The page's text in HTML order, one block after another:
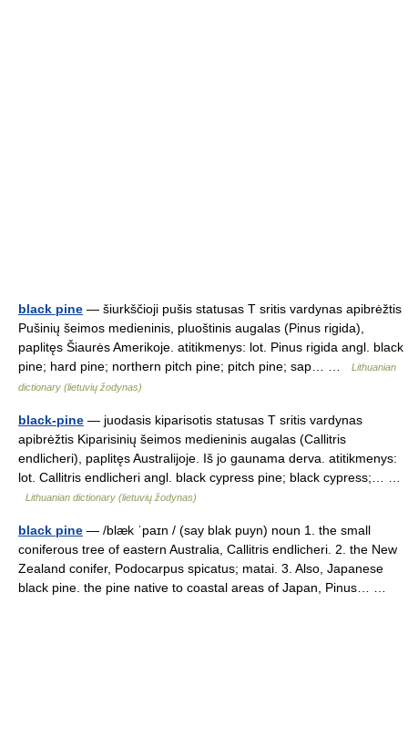
black pine — šiurkščioji pušis statusas T sritis vardynas apibrėžtis
Pušinių šeimos medieninis, pluoštinis augalas (Pinus rigida),
paplitęs Šiaurės Amerikoje. atitikmenys: lot. Pinus rigida angl. black
pine; hard pine; northern pitch pine; pitch pine; sap… …
Lithuanian
dictionary (lietuvių žodynas)
black-pine — juodasis kiparisotis statusas T sritis vardynas
apibrėžtis Kiparisinių šeimos medieninis augalas (Callitris
endlicheri), paplitęs Australijoje. Iš jo gaunama derva. atitikmenys:
lot. Callitris endlicheri angl. black cypress pine; black cypress;… …
Lithuanian dictionary (lietuvių žodynas)
black pine — /blæk ˈpaɪn / (say blak puyn) noun 1. the small
coniferous tree of eastern Australia, Callitris endlicheri. 2. the New
Zealand conifer, Podocarpus spicatus; matai. 3. Also, Japanese
black pine. the pine native to coastal areas of Japan, Pinus… …